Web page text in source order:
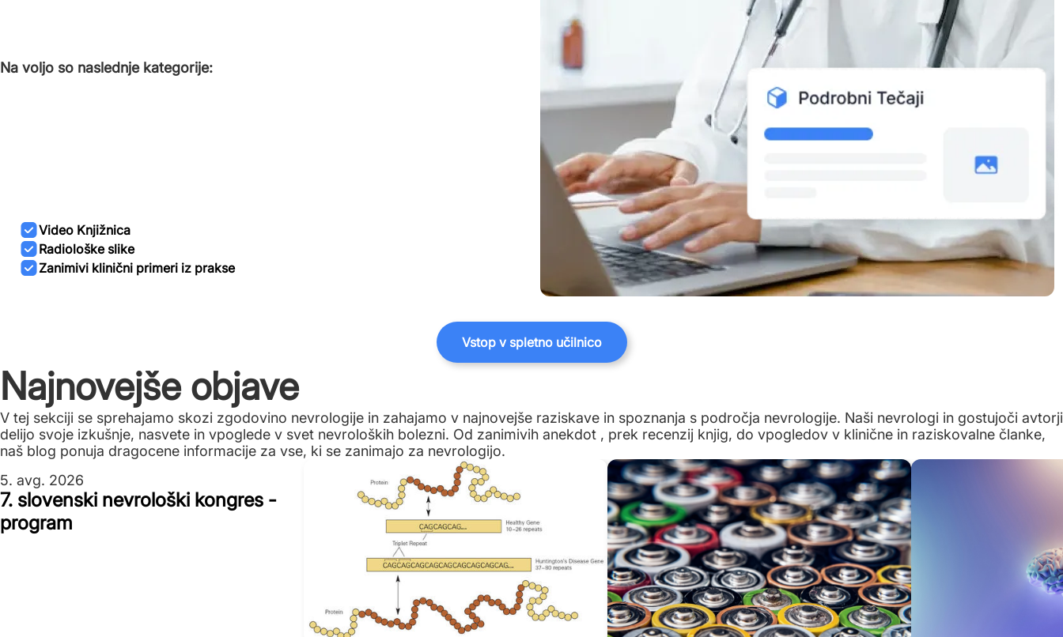
Na voljo so naslednje kategorije:
Video Knjižnica
Radiološke slike
Zanimivi klinični primeri iz prakse
Vstop v spletno učilnico
Najnovejše objave
V tej sekciji se sprehajamo skozi zgodovino nevrologije in zahajamo v najnovejše raziskave in spoznanja s področja nevrologije. Naši nevrologi in gostujoči avtorji
delijo svoje izkušnje, nasvete in vpoglede v svet nevroloških bolezni. Od zanimivih anekdot , prek recenzij knjig, do vpogledov v klinične in raziskovalne članke,
naš blog ponuja dragocene informacije za vse, ki se zanimajo za nevrologijo.
5. avg. 2026
7. slovenski nevrološki kongres -
program